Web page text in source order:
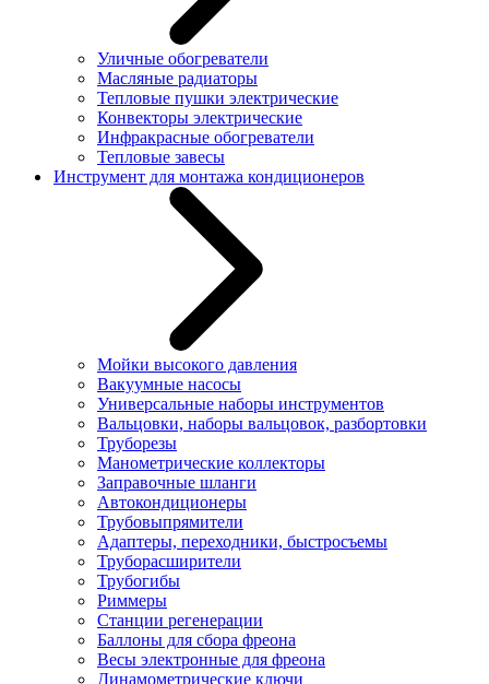
Уличные обогреватели
Масляные радиаторы
Тепловые пушки электрические
Конвекторы электрические
Инфракрасные обогреватели
Тепловые завесы
Инструмент для монтажа кондиционеров
Мойки высокого давления
Вакуумные насосы
Универсальные наборы инструментов
Вальцовки, наборы вальцовок, разбортовки
Труборезы
Манометрические коллекторы
Заправочные шланги
Автокондиционеры
Трубовыпрямители
Адаптеры, переходники, быстросъемы
Труборасширители
Трубогибы
Риммеры
Станции регенерации
Баллоны для сбора фреона
Весы электронные для фреона
Динамометрические ключи